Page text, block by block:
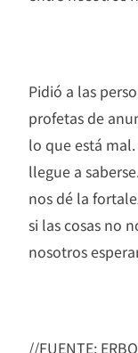
Pidió a las
profetas de
lo que está
llegue a
nos dé la
si las cosas no
nosotros
//FUENTE: